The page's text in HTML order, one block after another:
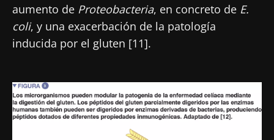
aumento de Proteobacteria, en concreto de E.
coli, y una exacerbación de la patología
inducida por el gluten [11].
Imagen Redirección
Está a punto de ser redirigido y de dejar
Únase a la comunidad de la microbiota para
profesionales sanitarios y reciba el
"Microbiota Digest" y el "HCP Magazine" que
microbiota.
He leído y acepto lascondiciones generales
de uso y lapolítica de protección de datosdel
Biocodex Microbiota Institute